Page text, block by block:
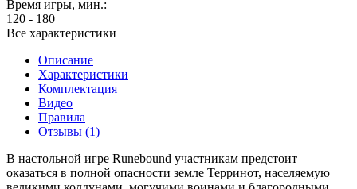
Время игры, мин.:
120 - 180
Все характеристики
Описание
Характеристики
Комплектация
Видео
Правила
Отзывы (1)
В настольной игре Runebound участникам предстоит
оказаться в полной опасности земле Терринот, населяемую